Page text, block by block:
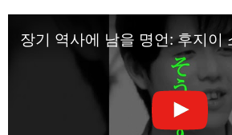
장기 역사에 남을 명언: 후지이